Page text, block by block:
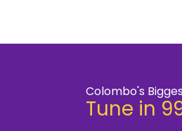
Colombo's
Tune in